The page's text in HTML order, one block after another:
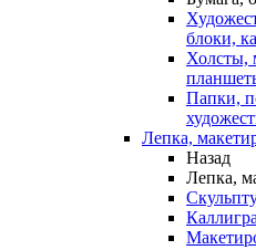
блоки,
Холсты,
Папки,
Лепка,
Назад
Лепка,